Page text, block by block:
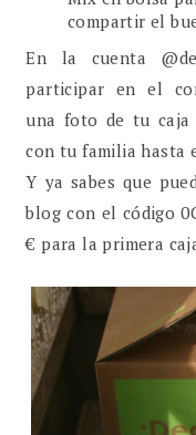
compartir el
En la cuenta
participar en el
una foto de tu caja
con tu familia hasta
Y ya sabes que
blog con el código
€ para la primera